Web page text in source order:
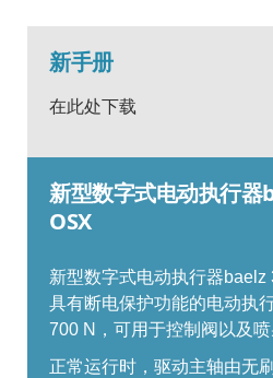
新手册
在此处下载
新型数字式电动执行器
OSX
新型数字式电动执行器baelz
具有断电保护功能的电动执
700 N ，可用于控制阀以及喷
正常运行时，驱动主轴由无